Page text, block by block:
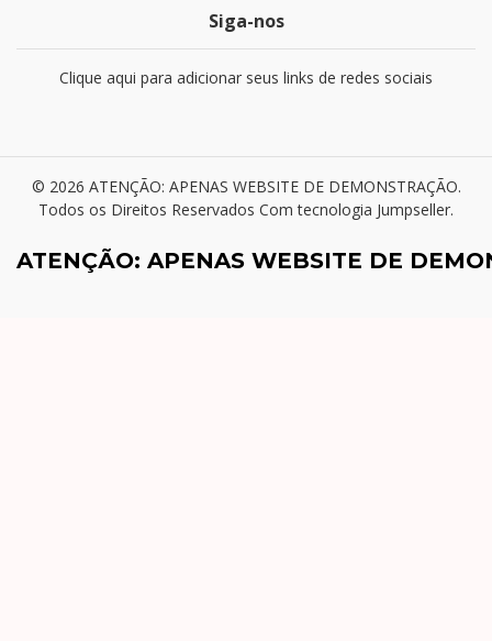
Siga-nos
Clique aqui para adicionar seus links de redes sociais
© 2026 ATENÇÃO: APENAS WEBSITE DE DEMONSTRAÇÃO.
Todos os Direitos Reservados Com tecnologia Jumpseller.
ATENÇÃO: APENAS WEBSITE DE